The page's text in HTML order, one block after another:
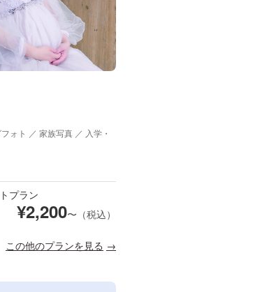
ォト ／ 家族写真 ／ 入学・
プラン
¥2,200〜（税込）
この他のプランを見る